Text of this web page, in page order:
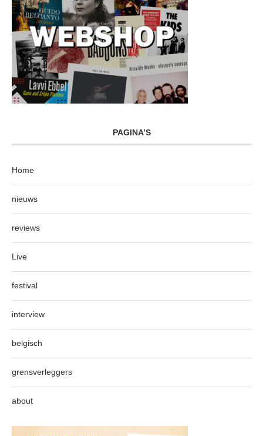
PAGINA’S
Home
nieuws
reviews
Live
festival
interview
belgisch
grensverleggers
about